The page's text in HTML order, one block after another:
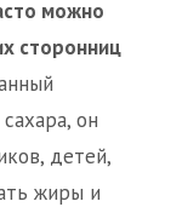
можно
сторонниц
он
детей,
жиры и